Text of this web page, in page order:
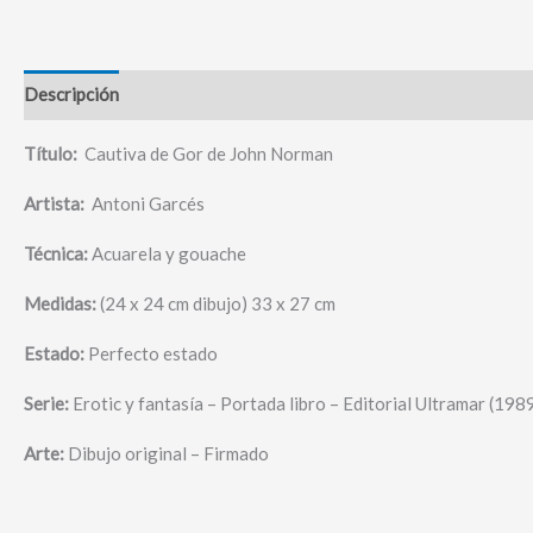
Descripción
Título: Cautiva de Gor de John Norman
Artista: Antoni Garcés
Técnica: Acuarela y gouache
Medidas:(24 x 24 cm dibujo) 33 x 27 cm
Estado: Perfecto estado
Serie: Erotic y fantasía – Portada libro – Editorial Ultramar
Arte: Dibujo original – Firmado